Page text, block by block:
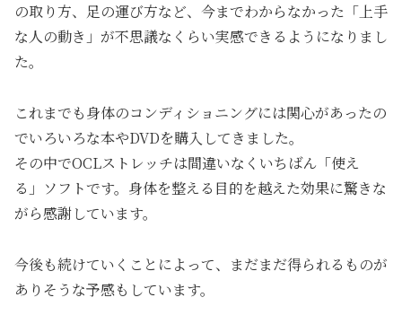
の取り方、足の運び方など、今までわからなかった「上手
な人の動き」が不思議なくらい実感できるようになりまし
た。
これまでも身体のコンディショニングには関心があったの
でいろいろな本やDVDを購入してきました。
その中でOCLストレッチは間違いなくいちばん「使え
る」ソフトです。身体を整える目的を越えた効果に驚きな
がら感謝しています。
今後も続けていくことによって、まだまだ得られるものが
ありそうな予感もしています。